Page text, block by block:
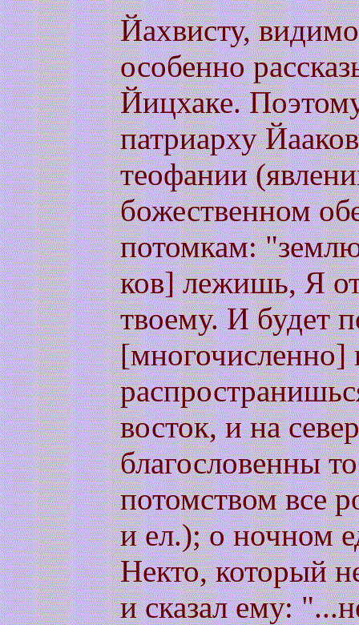
Йахвисту,
особенно
Йицхаке.
патриарху
теофании
божественном
потомкам:
ков] лежишь, Я
твоему. И будет
[многочисленно]
восток, и на
благословенны
потомством все
и ел.); о ночном
Некто, который
и сказал ему: